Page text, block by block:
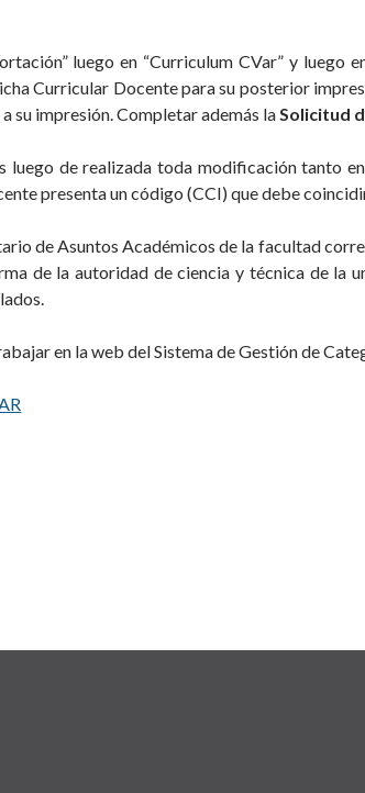
luego en “Curriculum CVar” y luego
Curricular Docente para su posterior
su impresión. Completar además laSolicitud
luego de realizada toda modificación tanto
presenta un código (CCI) que debe
de Asuntos Académicos de la facultad
de la autoridad de ciencia y técnica de la
en la web del Sistema de Gestión de